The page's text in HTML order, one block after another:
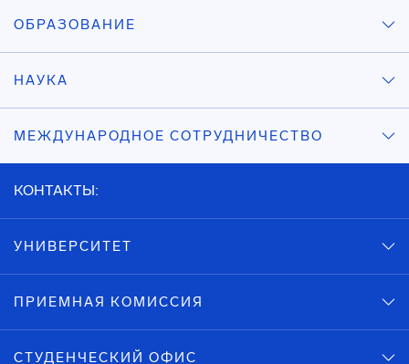
ОБРАЗОВАНИЕ
НАУКА
МЕЖДУНАРОДНОЕ СОТРУДНИЧЕСТВО
КОНТАКТЫ:
УНИВЕРСИТЕТ
ПРИЕМНАЯ КОМИССИЯ
СТУДЕНЧЕСКИЙ ОФИС